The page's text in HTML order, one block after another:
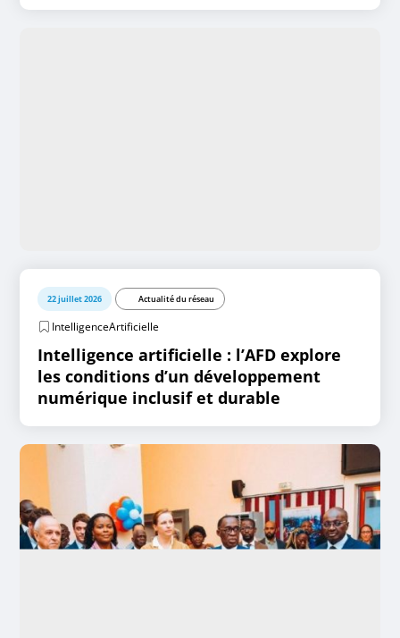
22 juillet 2026 Actualité du réseau
IntelligenceArtificielle
Intelligence artificielle : l’AFD explore
les conditions d’un développement
numérique inclusif et durable